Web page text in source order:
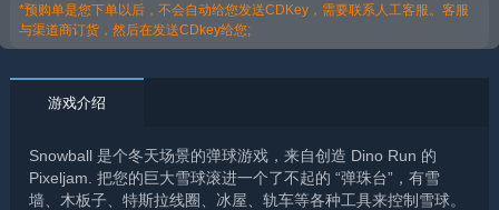
*预购单是您下单以后，不会自动给您发送CDKey，需要联系人工客服。客服
与渠道商订货，然后在发送CDkey给您;
游戏介绍
Snowball 是个冬天场景的弹球游戏，来自创造 Dino Run 的
Pixeljam. 把您的巨大雪球滚进一个了不起的 “弹珠台”，有雪
墙、木板子、特斯拉线圈、冰屋、轨车等各种工具来控制雪球。